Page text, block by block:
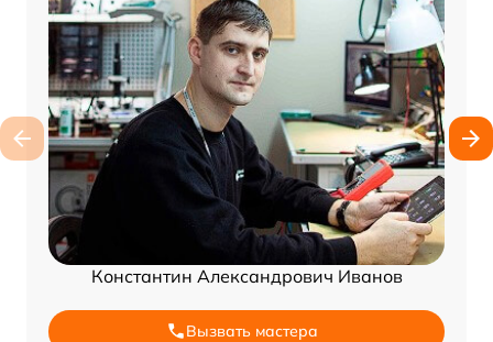
Константин Александрович Иванов
Вызвать мастера